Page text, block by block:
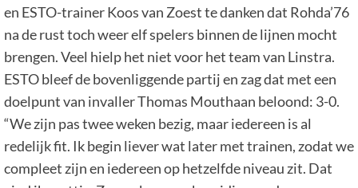
en ESTO-trainer Koos van Zoest te danken dat Rohda’76
na de rust toch weer elf spelers binnen de lijnen mocht
brengen. Veel hielp het niet voor het team van Linstra.
ESTO bleef de bovenliggende partij en zag dat met een
doelpunt van invaller Thomas Mouthaan beloond: 3-0.
“We zijn pas twee weken bezig, maar iedereen is al
redelijk fit. Ik begin liever wat later met trainen, zodat we
compleet zijn en iedereen op hetzelfde niveau zit. Dat